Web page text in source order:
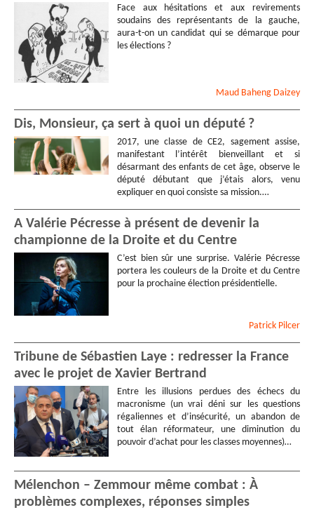
Face aux hésitations et aux revirements
soudains des représentants de la gauche,
aura-t-on un candidat qui se démarque pour
les élections ?
Maud Baheng Daizey
Dis, Monsieur, ça sert à quoi un député ?
2017, une classe de CE2, sagement assise,
manifestant l’intérêt bienveillant et si
désarmant des enfants de cet âge, observe le
député débutant que j’étais alors, venu
expliquer en quoi consiste sa mission.…
A Valérie Pécresse à présent de devenir la
championne de la Droite et du Centre
C’est bien sûr une surprise. Valérie Pécresse
portera les couleurs de la Droite et du Centre
pour la prochaine élection présidentielle.
Patrick Pilcer
Tribune de Sébastien Laye : redresser la France
avec le projet de Xavier Bertrand
Entre les illusions perdues des échecs du
macronisme (un vrai déni sur les questions
régaliennes et d’insécurité, un abandon de
tout élan réformateur, une diminution du
pouvoir d’achat pour les classes moyennes)…
Mélenchon – Zemmour même combat : À
problèmes complexes, réponses simples